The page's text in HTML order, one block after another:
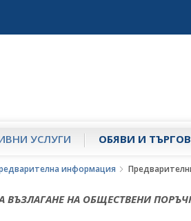
УСЛУГИ ОБЯВИ И
информация
ВЪЗЛАГАНЕ НА ОБЩЕСТВЕНИ